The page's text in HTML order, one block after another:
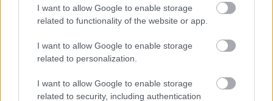
I want to allow Google to enable storage
related to functionality of the website or app.
I want to allow Google to enable storage
related to personalization.
I want to allow Google to enable storage
related to security, including authentication
Διαβάστε περισσότερα -Άνδρος: Κυκλάδες σε
φόντο πράσινο
Δωμάτιο με θέα:Στη Χώρα, στα περιποιημένα
(46€ το δίκλινο
στούντιο). Στους (τέλειους την άνοιξη) Μαίνητες,